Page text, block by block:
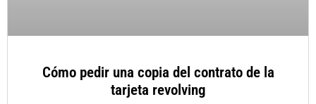
Cómo pedir una copia del contrato de la
tarjeta revolving